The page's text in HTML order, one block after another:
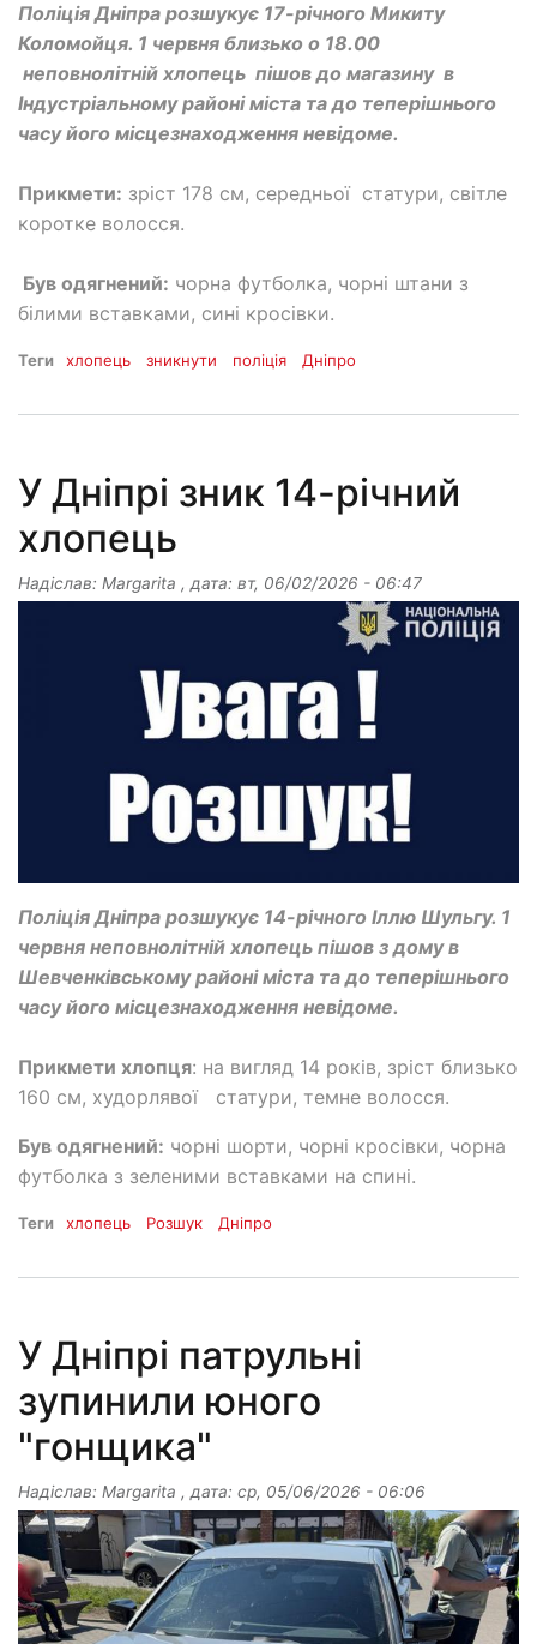
Поліція Дніпра розшукує 17-річного Микиту
Коломойця. 1 червня близько о 18.00
неповнолітній хлопець пішов до магазину в
Індустріальному районі міста та до теперішнього
часу його місцезнаходження невідоме.
Прикмети: зріст 178 см, середньої статури, світле
коротке волосся.
Був одягнений: чорна футболка, чорні штани з
білими вставками, сині кросівки.
Теги хлопець зникнути поліція Дніпро
У Дніпрі зник 14-річний
хлопець
Надіслав: Margarita , дата: вт, 06/02/2026 - 06:47
Поліція Дніпра розшукує 14-річного Іллю Шульгу. 1
червня неповнолітній хлопець пішов з дому в
Шевченківському районі міста та до теперішнього
часу його місцезнаходження невідоме.
Прикмети хлопця: на вигляд 14 років, зріст близько
160 см, худорлявої статури, темне волосся.
Був одягнений: чорні шорти, чорні кросівки, чорна
футболка з зеленими вставками на спині.
Теги хлопець Розшук Дніпро
У Дніпрі патрульні
зупинили юного
"гонщика"
Надіслав: Margarita , дата: ср, 05/06/2026 - 06:06